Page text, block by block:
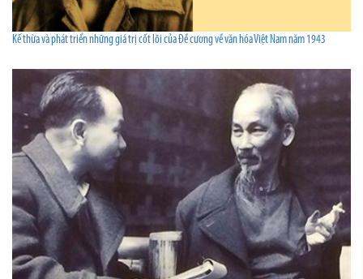
Kế thừa và phát triển những giá trị cốt lõi của Đề cương về văn hóa Việt Nam năm 1943